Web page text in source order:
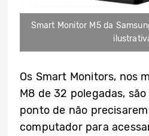
Smart Monitor M5 da
Os Smart Monitors, nos
M8 de 32 polegadas,
ponto de não
computador para